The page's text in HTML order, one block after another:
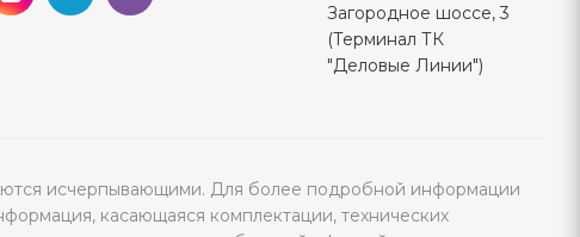
Загородное шоссе, 3
(Терминал ТК
"Деловые Линии")
исчерпывающими. Для более подробной информации
касающаяся комплектации, технических